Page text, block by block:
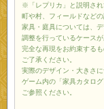
※「レプリカ」と説明され
町や村、フィールドなど
家具・庭具については、
調整を行っているケースが
完全な再現をお約束する
ご了承ください。
実際のデザイン・大きさに
ゲーム内の「家具カタロ
ご参照ください。